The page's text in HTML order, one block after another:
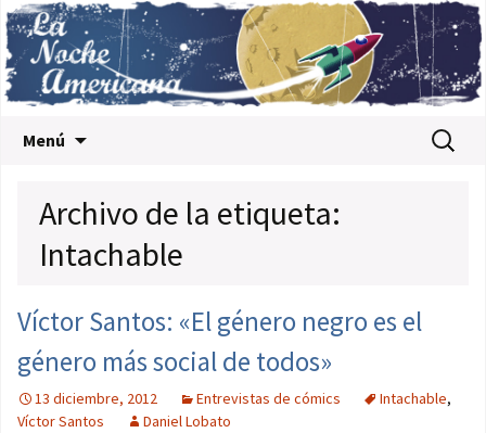
Menú Buscar:
Archivo de la etiqueta:
Intachable
Víctor Santos: «El género negro es el
género más social de todos»
13 diciembre, 2012 Entrevistas de cómics Intachable,
Víctor Santos
Daniel Lobato